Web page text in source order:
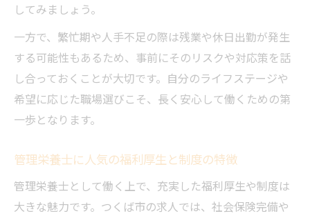
してみましょう。
一方で、繁忙期や人手不足の際は残業や休日出勤が発生
する可能性もあるため、事前にそのリスクや対応策を話
し合っておくことが大切です。自分のライフステージや
希望に応じた職場選びこそ、長く安心して働くための第
一歩となります。
管理栄養士に人気の福利厚生と制度の特徴
管理栄養士として働く上で、充実した福利厚生や制度は
大きな魅力です。つくば市の求人では、社会保険完備や